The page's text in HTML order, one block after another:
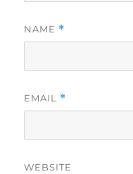
NAME *
EMAIL *
WEBSITE